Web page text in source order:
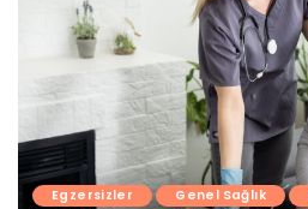
Egzersizler Genel Sağlık